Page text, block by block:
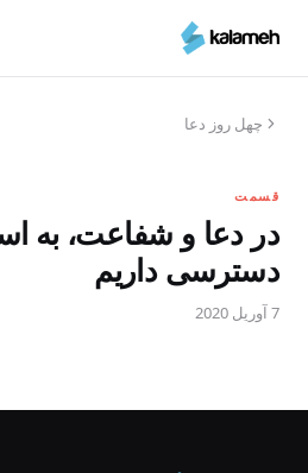
محتوای
چهل روز دعا
قسمت
در دعا و شفاعت، به
دسترسی داریم
7 آوریل 2020